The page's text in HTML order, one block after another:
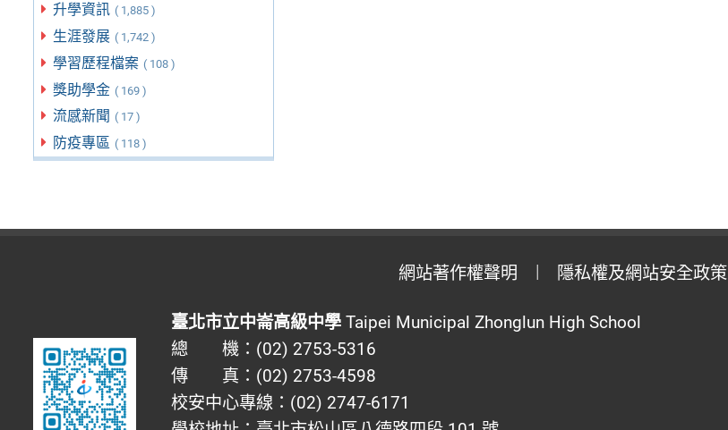
升學資訊 ( 1,885 )
生涯發展 ( 1,742 )
學習歷程檔案 ( 108 )
獎助學金 ( 169 )
流感新聞 ( 17 )
防疫專區 ( 118 )
網站著作權聲明 隱私權及網站安全政策
臺北市立中崙高級中學Taipei Municipal Zhonglun High School
總 機：(02) 2753-5316
傳 真：(02) 2753-4598
校安中心專線：(02) 2747-6171